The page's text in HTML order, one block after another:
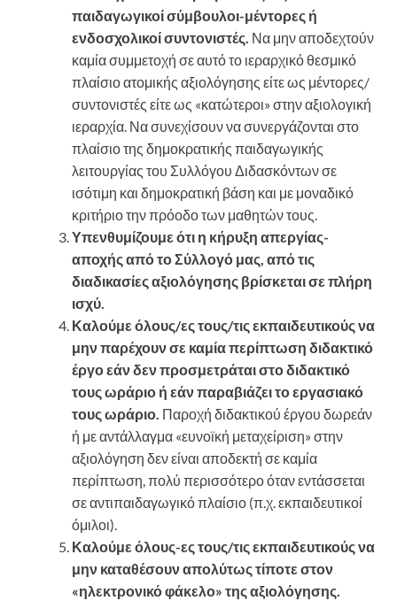
παιδαγωγικοί σύμβουλοι-μέντορες ή
ενδοσχολικοί συντονιστές. Να μην αποδεχτούν
καμία συμμετοχή σε αυτό το ιεραρχικό θεσμικό
πλαίσιο ατομικής αξιολόγησης είτε ως μέντορες/
συντονιστές είτε ως «κατώτεροι» στην αξιολογική
ιεραρχία. Να συνεχίσουν να συνεργάζονται στο
πλαίσιο της δημοκρατικής παιδαγωγικής
λειτουργίας του Συλλόγου Διδασκόντων σε
ισότιμη και δημοκρατική βάση και με μοναδικό
κριτήριο την πρόοδο των μαθητών τους.
Υπενθυμίζουμε ότι η κήρυξη απεργίας-
αποχής από το Σύλλογό μας, από τις
διαδικασίες αξιολόγησης βρίσκεται σε πλήρη
ισχύ.
Καλούμε όλους/ες τους/τις εκπαιδευτικούς να
μην παρέχουν σε καμία περίπτωση διδακτικό
έργο εάν δεν προσμετράται στο διδακτικό
τους ωράριο ή εάν παραβιάζει το εργασιακό
τους ωράριο. Παροχή διδακτικού έργου δωρεάν
ή με αντάλλαγμα «ευνοϊκή μεταχείριση» στην
αξιολόγηση δεν είναι αποδεκτή σε καμία
περίπτωση, πολύ περισσότερο όταν εντάσσεται
σε αντιπαιδαγωγικό πλαίσιο (π.χ. εκπαιδευτικοί
όμιλοι).
Καλούμε όλους-ες τους/τις εκπαιδευτικούς να
μην καταθέσουν απολύτως τίποτε στον
«ηλεκτρονικό φάκελο» της αξιολόγησης.